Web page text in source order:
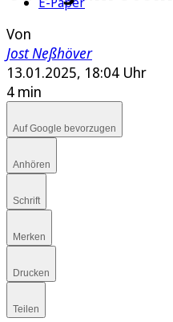
Von
Jost Neßhöver
13.01.2025, 18:04 Uhr
4 min
Auf Google bevorzugen
Anhören
Schrift
Merken
Drucken
Teilen